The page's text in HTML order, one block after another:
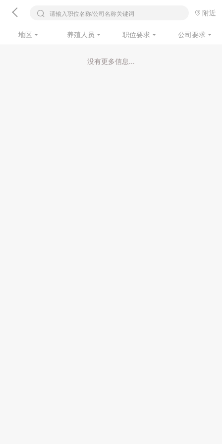
请输入职位名称/公司名称关键词 附近
地区 养殖人员 职位要求 公司要求
没有更多信息...